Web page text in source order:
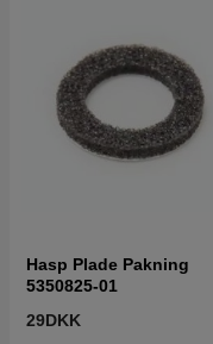
Hasp Plade Pakning
5350825-01
29DKK